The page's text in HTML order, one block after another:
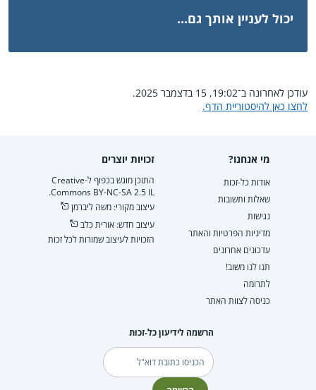
יכול לעניין אותך גם...
עודכן לאחרונה ב־19:02, 15 בדצמבר 2025.
לחצו כאן להיסטוריית הדף.
מי אנחנו?
אודות כל-זכות
שאלות ותשובות
נגישות
מדיניות הפרטיות והאתר
עדכונים אחרונים
תנו לנו משוב!
לתרומה
כניסה לצוות האתר
זכויות יוצרים
התוכן מוגש בכפוף ל-Creative
Commons BY-NC-SA 2.5 IL.
עיצוב מקורי: משה ליברמן
עיצוב חדש: אורית כלב
הזכויות לעיצוב שמורות לכל זכות
הרשמה לידיעון כל-זכות
דוא"ל